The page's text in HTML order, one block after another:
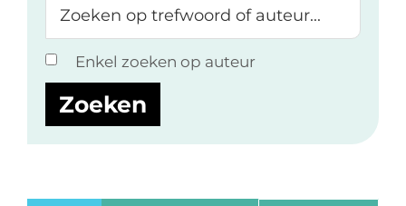
op
trefwoord
of
auteur...
Enkel zoeken op auteur